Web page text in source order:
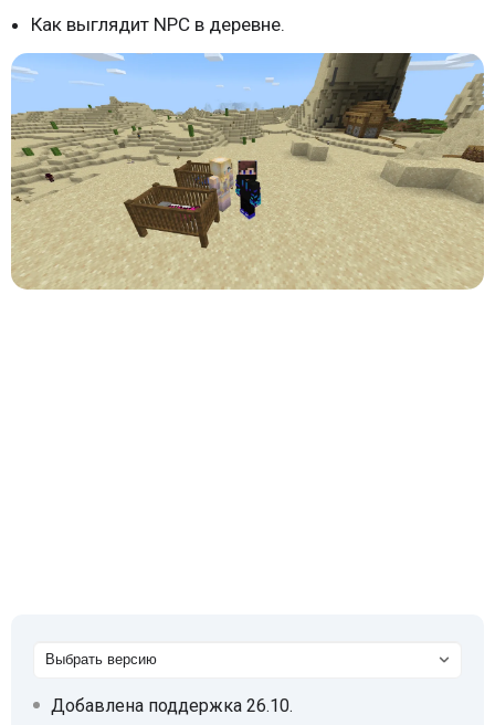
Как выглядит NPC в деревне.
Добавлена поддержка 26.10.